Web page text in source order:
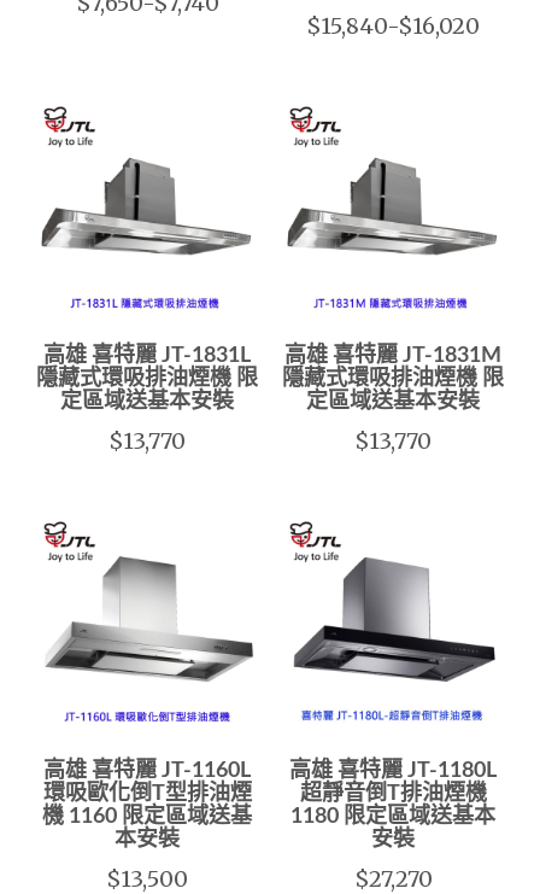
$15,840-$16,020
高雄 喜特麗 JT-1831L
隱藏式環吸排油煙機 限
定區域送基本安裝
$13,770
高雄 喜特麗 JT-1831M
隱藏式環吸排油煙機 限
定區域送基本安裝
$13,770
高雄 喜特麗 JT-1160L
環吸歐化倒T型排油煙
機 1160 限定區域送基
本安裝
$13,500
高雄 喜特麗 JT-1180L
超靜音倒T排油煙機
1180 限定區域送基本
安裝
$27,270